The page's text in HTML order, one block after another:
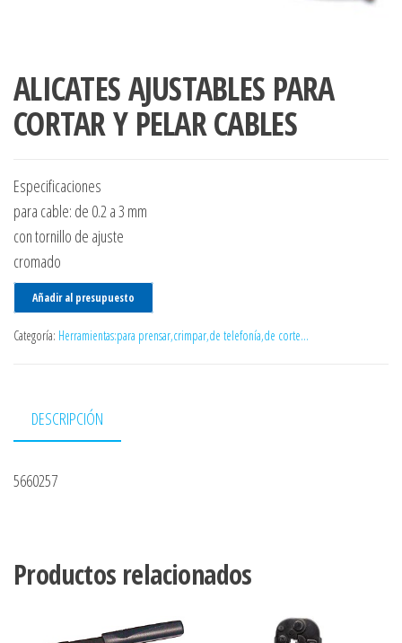
ALICATES AJUSTABLES PARA
CORTAR Y PELAR CABLES
Especificaciones
para cable: de 0.2 a 3 mm
con tornillo de ajuste
cromado
Añadir al presupuesto
Categoría: Herramientas:para prensar,crimpar,de telefonía,de corte...
DESCRIPCIÓN
5660257
Productos relacionados